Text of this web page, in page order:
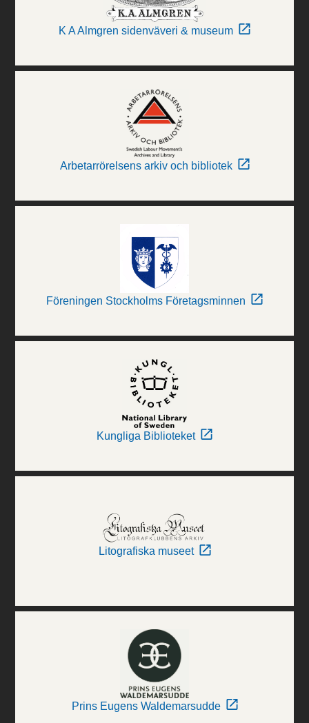
K A Almgren sidenväveri & museum
Arbetarrörelsens arkiv och bibliotek
Föreningen Stockholms Företagsminnen
Kungliga Biblioteket
Litografiska museet
Prins Eugens Waldemarsudde